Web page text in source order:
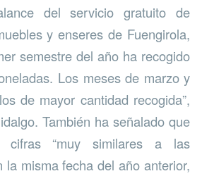
del servicio gratuito de
y enseres de Fuengirola,
semestre del año ha recogido
Los meses de marzo y
de mayor cantidad recogida”,
También ha señalado que
“muy similares a las
la misma fecha del año anterior,